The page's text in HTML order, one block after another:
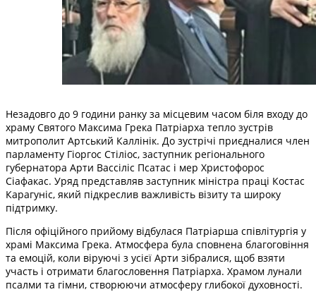
Незадовго до 9 години ранку за місцевим часом біля входу до
храму Святого Максима Грека Патріарха тепло зустрів
митрополит Артський Каллінік. До зустрічі приєдналися член
парламенту Гіоргос Стіліос, заступник регіонального
губернатора Арти Вассіліс Псатас і мер Христофорос
Сіафакас. Уряд представляв заступник міністра праці Костас
Карагуніс, який підкреслив важливість візиту та широку
підтримку.
Після офіційного прийому відбулася Патріарша співлітургія у
храмі Максима Грека. Атмосфера була сповнена благоговіння
та емоцій, коли віруючі з усієї Арти зібралися, щоб взяти
участь і отримати благословення Патріарха. Храмом лунали
псалми та гімни, створюючи атмосферу глибокої духовності.